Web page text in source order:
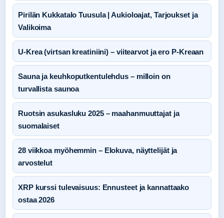
Pirilän Kukkatalo Tuusula | Aukioloajat, Tarjoukset ja
Valikoima
U-Krea (virtsan kreatiniini) – viitearvot ja ero P-Kreaan
Sauna ja keuhkoputkentulehdus – milloin on
turvallista saunoa
Ruotsin asukasluku 2025 – maahanmuuttajat ja
suomalaiset
28 viikkoa myöhemmin – Elokuva, näyttelijät ja
arvostelut
XRP kurssi tulevaisuus: Ennusteet ja kannattaako
ostaa 2026